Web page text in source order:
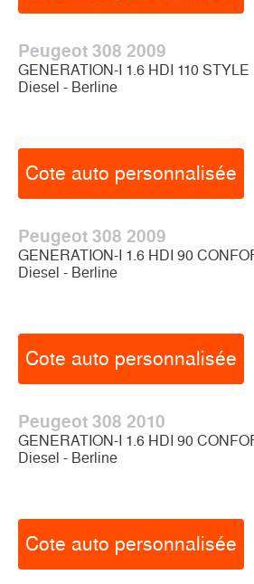
Peugeot 308 2009
GENERATION-I 1.6 HDI 110 STYLE
Diesel - Berline
Cote auto personnalisée
Peugeot 308 2009
GENERATION-I 1.6 HDI 90
Diesel - Berline
Cote auto personnalisée
Peugeot 308 2010
GENERATION-I 1.6 HDI 90
Diesel - Berline
Cote auto personnalisée